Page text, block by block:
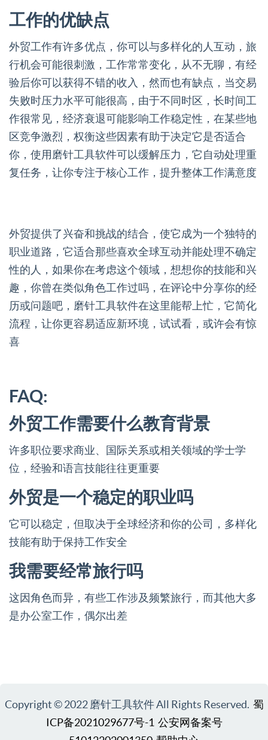
工作的优缺点
外贸工作有许多优点，你可以与多样化的人互动，旅
行机会可能很刺激，工作常常变化，从不无聊，有经
验后你可以获得不错的收入，然而也有缺点，当交易
失败时压力水平可能很高，由于不同时区，长时间工
作很常见，经济衰退可能影响工作稳定性，在某些地
区竞争激烈，权衡这些因素有助于决定它是否适合
你，使用磨针工具软件可以缓解压力，它自动处理重
复任务，让你专注于核心工作，提升整体工作满意度
外贸提供了兴奋和挑战的结合，使它成为一个独特的
职业道路，它适合那些喜欢全球互动并能处理不确定
性的人，如果你在考虑这个领域，想想你的技能和兴
趣，你曾在类似角色工作过吗，在评论中分享你的经
历或问题吧，磨针工具软件在这里能帮上忙，它简化
流程，让你更容易适应新环境，试试看，或许会有惊
喜
FAQ:
外贸工作需要什么教育背景
许多职位要求商业、国际关系或相关领域的学士学
位，经验和语言技能往往更重要
外贸是一个稳定的职业吗
它可以稳定，但取决于全球经济和你的公司，多样化
技能有助于保持工作安全
我需要经常旅行吗
这因角色而异，有些工作涉及频繁旅行，而其他大多
是办公室工作，偶尔出差
Copyright © 2022 磨针工具软件 All Rights Reserved. 蜀
ICP备2021029677号-1 公安网备案号